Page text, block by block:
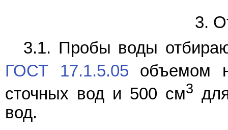
3.
3.1. Пробы воды
ГОСТ 17.1.5.05 объемом
сточных вод и 500 см3
вод.